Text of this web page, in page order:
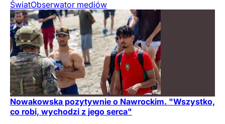
ŚwiatObserwator mediów
Nowakowska pozytywnie o Nawrockim. "Wszystko,
co robi, wychodzi z jego serca"